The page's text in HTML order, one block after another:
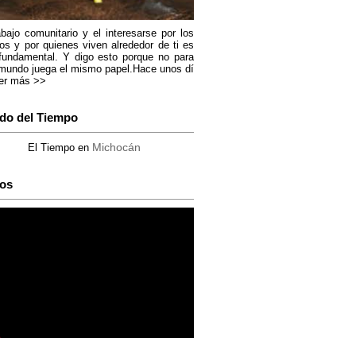
comunitario y el interesarse por los
y por quienes viven alrededor de ti es
Y digo esto porque no para
juega el mismo papel.Hace unos dí
más >>
del Tiempo
El Tiempo en Michocán